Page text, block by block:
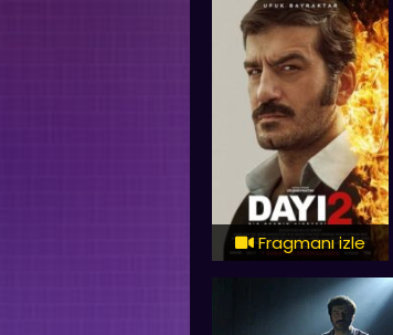
Fragmanı izle